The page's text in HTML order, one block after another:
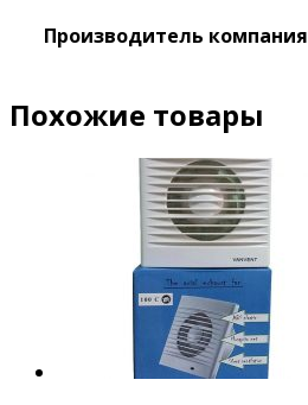
Производитель компания
Похожие товары